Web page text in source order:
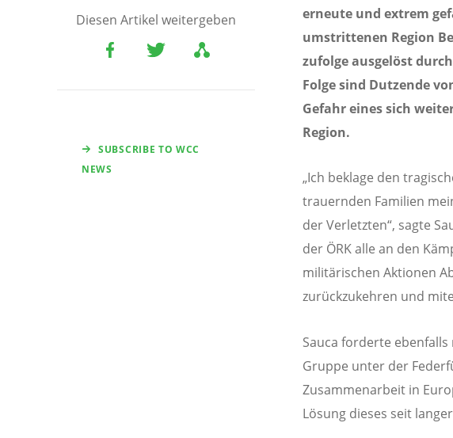
Diesen Artikel weitergeben
SUBSCRIBE TO WCC
NEWS
erneute und extrem
umstrittenen Region
zufolge ausgelöst
Folge sind Dutzende
Gefahr eines sich
Region.
„Ich beklage den
trauernden Familien
der Verletzten“, sagte
der ÖRK alle an den
militärischen Aktionen
zurückzukehren und
Sauca forderte
Gruppe unter der
Zusammenarbeit in
Lösung dieses seit